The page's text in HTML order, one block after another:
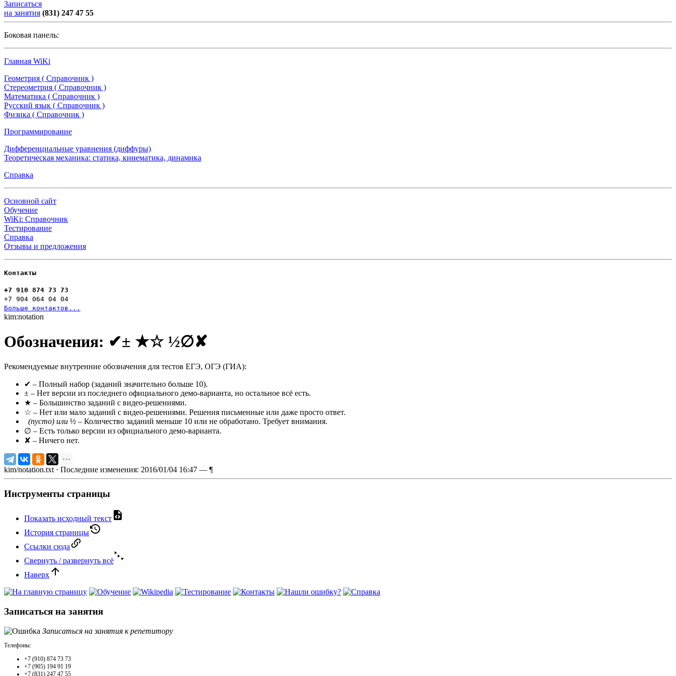
Записаться
на занятия (831) 247 47 55
Боковая панель:
Главная WiKi
Геометрия ( Справочник )
Стереометрия ( Справочник )
Математика ( Справочник )
Русский язык ( Справочник )
Физика ( Справочник )
Программирование
Дифференциальные уравнения (диффуры)
Теоретическая механика: статика, кинематика, динамика
Справка
Основной сайт
Обучение
WiKi: Справочник
Тестирование
Справка
Отзывы и предложения
Контакты
+7 910 874 73 73
+7 904 064 04 04
Больше контактов...
kim:notation
Обозначения: ✔± ★☆ ½∅✘
Рекомендуемые внутренние обозначения для тестов ЕГЭ, ОГЭ (ГИА):
✔ – Полный набор (заданий значительно больше 10).
± – Нет версии из последнего официального демо-варианта, но остальное всё есть.
★ – Большинство заданий с видео-решениями.
☆ – Нет или мало заданий с видео-решениями. Решения письменные или даже просто ответ.
(пусто) или ½ – Количество заданий меньше 10 или не обработано. Требует внимания.
∅ – Есть только версии из официального демо-варианта.
✘ – Ничего нет.
kim/notation.txt · Последние изменения: 2016/01/04 16:47 — ¶
Инструменты страницы
Показать исходный текст
История страницы
Ссылки сюда
Свернуть / развернуть всё
Наверх
Записаться на занятия
Записаться на занятия к репетитору
Телефоны:
+7 (910) 874 73 73
+7 (905) 194 91 19
+7 (831) 247 47 55